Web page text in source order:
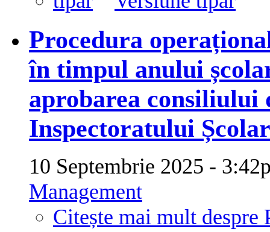
Procedura
în timpul anului
aprobarea consiliului
Inspectoratului
10 Septembrie 2025 -
Management
Citește mai mult despre